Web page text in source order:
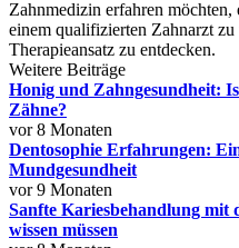
Zahnmedizin erfahren
einem qualifizierten Zahnarzt
Therapieansatz zu entdecken.
Weitere Beiträge
Honig und Zahngesundheit:
Zähne?
vor 8 Monaten
Dentosophie Erfahrungen:
Mundgesundheit
vor 9 Monaten
Sanfte Kariesbehandlung mit
wissen müssen